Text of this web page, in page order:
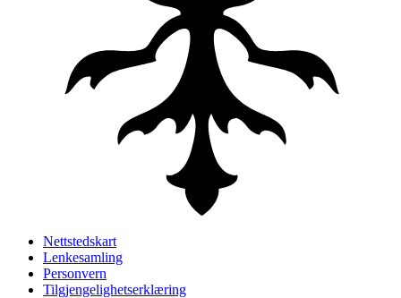
Nettstedskart
Lenkesamling
Personvern
Tilgjengelighetserklæring